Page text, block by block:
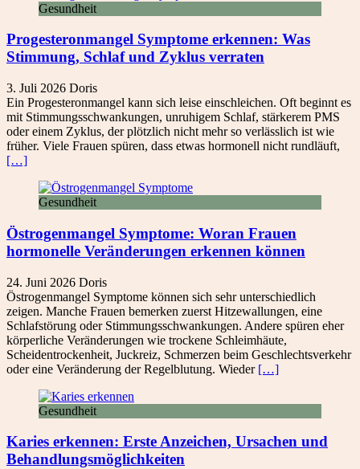
Gesundheit
Progesteronmangel Symptome erkennen: Was
Stimmung, Schlaf und Zyklus verraten
3. Juli 2026 Doris
Ein Progesteronmangel kann sich leise einschleichen. Oft beginnt es
mit Stimmungsschwankungen, unruhigem Schlaf, stärkerem PMS
oder einem Zyklus, der plötzlich nicht mehr so verlässlich ist wie
früher. Viele Frauen spüren, dass etwas hormonell nicht rundläuft,
[…]
Gesundheit
Östrogenmangel Symptome: Woran Frauen
hormonelle Veränderungen erkennen können
24. Juni 2026 Doris
Östrogenmangel Symptome können sich sehr unterschiedlich
zeigen. Manche Frauen bemerken zuerst Hitzewallungen, eine
Schlafstörung oder Stimmungsschwankungen. Andere spüren eher
körperliche Veränderungen wie trockene Schleimhäute,
Scheidentrockenheit, Juckreiz, Schmerzen beim Geschlechtsverkehr
oder eine Veränderung der Regelblutung. Wieder […]
Gesundheit
Karies erkennen: Erste Anzeichen, Ursachen und
Behandlungsmöglichkeiten